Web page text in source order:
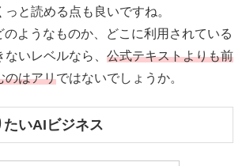
と読める点も良いですね。
ようなものか、どこに利用されている
いレベルなら、 公式テキストよりも前
のはアリではないでしょうか。
いAIビジネス